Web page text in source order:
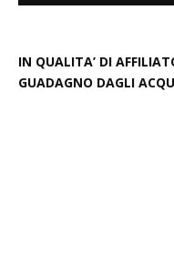
IN QUALITA’ DI
GUADAGNO DAGLI